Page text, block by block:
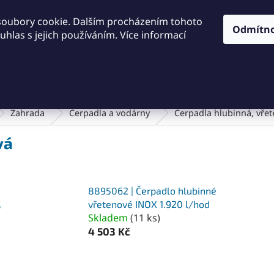
cookie. Dalším procházením tohoto
s jejich používáním. Více informací
Zahrada Čerpadla a vodárny Čerpadla hlubinná,
8895062 | Čerpadlo hlubinné
vřetenové INOX 1.920 l/hod
Skladem(11 ks)
4 503 Kč